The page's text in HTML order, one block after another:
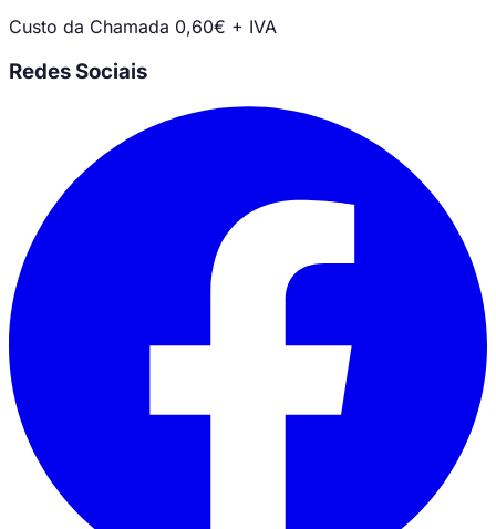
Custo da Chamada 0,60€ + IVA
Redes Sociais